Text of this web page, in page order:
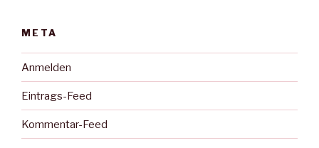
META
Anmelden
Eintrags-Feed
Kommentar-Feed